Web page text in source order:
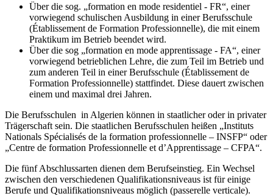
Über die sog. „formation en mode residentiel - FR“, einer
vorwiegend schulischen Ausbildung in einer Berufsschule
(Établissement de Formation Professionnelle), die mit einem
Praktikum im Betrieb beendet wird.
Über die sog „formation en mode apprentissage - FA“, einer
vorwiegend betrieblichen Lehre, die zum Teil im Betrieb und
zum anderen Teil in einer Berufsschule (Établissement de
Formation Professionnelle) stattfindet. Diese dauert zwischen
einem und maximal drei Jahren.
Die Berufsschulen in Algerien können in staatlicher oder in privater
Trägerschaft sein. Die staatlichen Berufsschulen heißen „Instituts
Nationals Spécialisés de la formation professionnelle – INSFP“ oder
„Centre de formation Professionnelle et d’Apprentissage – CFPA“.
Die fünf Abschlussarten dienen dem Berufseinstieg. Ein Wechsel
zwischen den verschiedenen Qualifikationsniveaus ist für einige
Berufe und Qualifikationsniveaus möglich (passerelle verticale).